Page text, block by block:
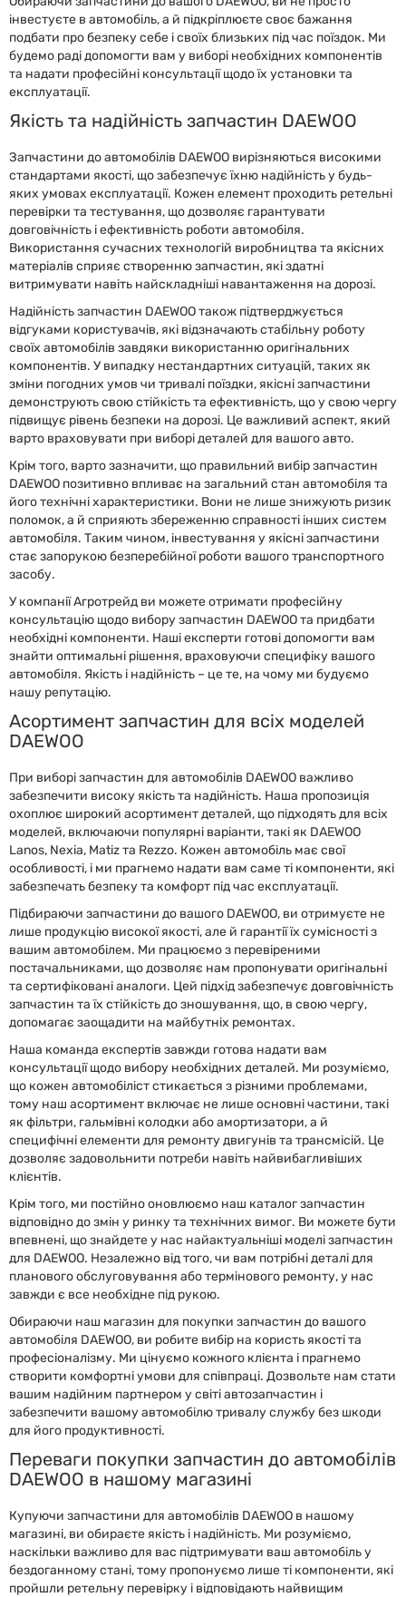
інвестуєте в автомобіль, а й підкріплюєте своє бажання
подбати про безпеку себе і своїх близьких під час поїздок. Ми
будемо раді допомогти вам у виборі необхідних компонентів
та надати професійні консультації щодо їх установки та
експлуатації.
Якість та надійність запчастин DAEWOO
Запчастини до автомобілів DAEWOO вирізняються високими
стандартами якості, що забезпечує їхню надійність у будь-
яких умовах експлуатації. Кожен елемент проходить ретельні
перевірки та тестування, що дозволяє гарантувати
довговічність і ефективність роботи автомобіля.
Використання сучасних технологій виробництва та якісних
матеріалів сприяє створенню запчастин, які здатні
витримувати навіть найскладніші навантаження на дорозі.
Надійність запчастин DAEWOO також підтверджується
відгуками користувачів, які відзначають стабільну роботу
своїх автомобілів завдяки використанню оригінальних
компонентів. У випадку нестандартних ситуацій, таких як
зміни погодних умов чи тривалі поїздки, якісні запчастини
демонструють свою стійкість та ефективність, що у свою чергу
підвищує рівень безпеки на дорозі. Це важливий аспект, який
варто враховувати при виборі деталей для вашого авто.
Крім того, варто зазначити, що правильний вибір запчастин
DAEWOO позитивно впливає на загальний стан автомобіля та
його технічні характеристики. Вони не лише знижують ризик
поломок, а й сприяють збереженню справності інших систем
автомобіля. Таким чином, інвестування у якісні запчастини
стає запорукою безперебійної роботи вашого транспортного
засобу.
У компанії Агротрейд ви можете отримати професійну
консультацію щодо вибору запчастин DAEWOO та придбати
необхідні компоненти. Наші експерти готові допомогти вам
знайти оптимальні рішення, враховуючи специфіку вашого
автомобіля. Якість і надійність – це те, на чому ми будуємо
нашу репутацію.
Асортимент запчастин для всіх моделей
DAEWOO
При виборі запчастин для автомобілів DAEWOO важливо
забезпечити високу якість та надійність. Наша пропозиція
охоплює широкий асортимент деталей, що підходять для всіх
моделей, включаючи популярні варіанти, такі як DAEWOO
Lanos, Nexia, Matiz та Rezzo. Кожен автомобіль має свої
особливості, і ми прагнемо надати вам саме ті компоненти, які
забезпечать безпеку та комфорт під час експлуатації.
Підбираючи запчастини до вашого DAEWOO, ви отримуєте не
лише продукцію високої якості, але й гарантії їх сумісності з
вашим автомобілем. Ми працюємо з перевіреними
постачальниками, що дозволяє нам пропонувати оригінальні
та сертифіковані аналоги. Цей підхід забезпечує довговічність
запчастин та їх стійкість до зношування, що, в свою чергу,
допомагає заощадити на майбутніх ремонтах.
Наша команда експертів завжди готова надати вам
консультації щодо вибору необхідних деталей. Ми розуміємо,
що кожен автомобіліст стикається з різними проблемами,
тому наш асортимент включає не лише основні частини, такі
як фільтри, гальмівні колодки або амортизатори, а й
специфічні елементи для ремонту двигунів та трансмісій. Це
дозволяє задовольнити потреби навіть найвибагливіших
клієнтів.
Крім того, ми постійно оновлюємо наш каталог запчастин
відповідно до змін у ринку та технічних вимог. Ви можете бути
впевнені, що знайдете у нас найактуальніші моделі запчастин
для DAEWOO. Незалежно від того, чи вам потрібні деталі для
планового обслуговування або термінового ремонту, у нас
завжди є все необхідне під рукою.
Обираючи наш магазин для покупки запчастин до вашого
автомобіля DAEWOO, ви робите вибір на користь якості та
професіоналізму. Ми цінуємо кожного клієнта і прагнемо
створити комфортні умови для співпраці. Дозвольте нам стати
вашим надійним партнером у світі автозапчастин і
забезпечити вашому автомобілю тривалу службу без шкоди
для його продуктивності.
Переваги покупки запчастин до автомобілів
DAEWOO в нашому магазині
Купуючи запчастини для автомобілів DAEWOO в нашому
магазині, ви обираєте якість і надійність. Ми розуміємо,
наскільки важливо для вас підтримувати ваш автомобіль у
бездоганному стані, тому пропонуємо лише ті компоненти, які
пройшли ретельну перевірку і відповідають найвищим